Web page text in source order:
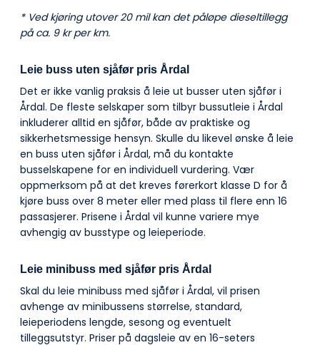
* Ved kjøring utover 20 mil kan det påløpe dieseltillegg
på ca. 9 kr per km.
Leie buss uten sjåfør pris Årdal
Det er ikke vanlig praksis å leie ut busser uten sjåfør i
Årdal. De fleste selskaper som tilbyr bussutleie i Årdal
inkluderer alltid en sjåfør, både av praktiske og
sikkerhetsmessige hensyn. Skulle du likevel ønske å leie
en buss uten sjåfør i Årdal, må du kontakte
busselskapene for en individuell vurdering. Vær
oppmerksom på at det kreves førerkort klasse D for å
kjøre buss over 8 meter eller med plass til flere enn 16
passasjerer. Prisene i Årdal vil kunne variere mye
avhengig av busstype og leieperiode.
Leie minibuss med sjåfør pris Årdal
Skal du leie minibuss med sjåfør i Årdal, vil prisen
avhenge av minibussens størrelse, standard,
leieperiodens lengde, sesong og eventuelt
tilleggsutstyr. Priser på dagsleie av en 16-seters